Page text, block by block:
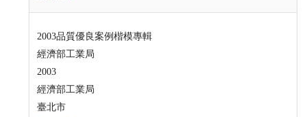
2003品質優良案例楷模專輯
經濟部工業局
2003
經濟部工業局
臺北市